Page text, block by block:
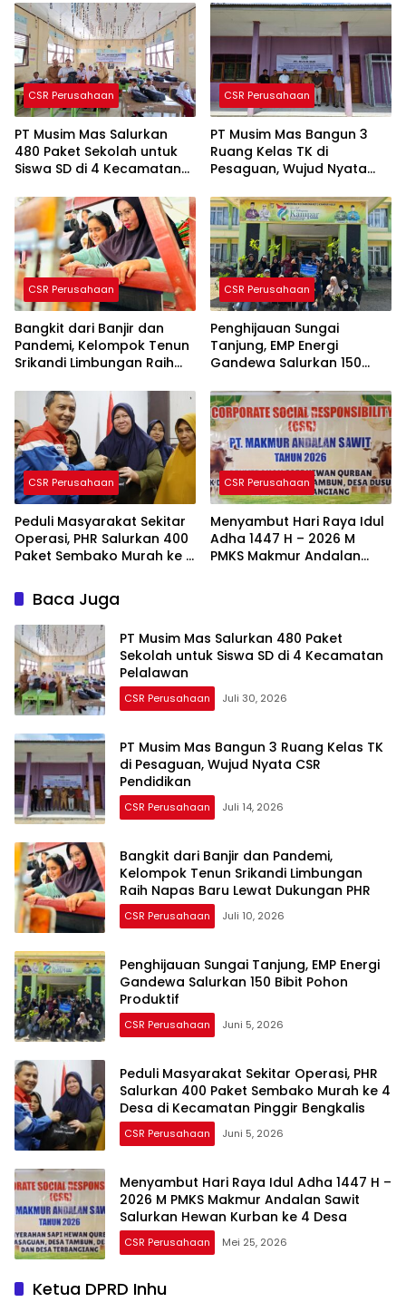
CSR Perusahaan
PT Musim Mas Salurkan
480 Paket Sekolah untuk
Siswa SD di 4 Kecamatan
CSR Perusahaan
PT Musim Mas Bangun 3
Ruang Kelas TK di
Pesaguan, Wujud Nyata
CSR Perusahaan
Bangkit dari Banjir dan
Pandemi, Kelompok Tenun
Srikandi Limbungan Raih
Dukungan PHR
CSR Perusahaan
Penghijauan Sungai
Tanjung, EMP Energi
Gandewa Salurkan 150
CSR Perusahaan
Peduli Masyarakat Sekitar
Operasi, PHR Salurkan 400
Paket Sembako Murah ke 4
Bengkalis
CSR Perusahaan
Menyambut Hari Raya Idul
Adha 1447 H – 2026 M
PMKS Makmur Andalan
Baca Juga
PT Musim Mas Salurkan 480 Paket
Sekolah untuk Siswa SD di 4 Kecamatan
Pelalawan
CSR Perusahaan Juli 30, 2026
PT Musim Mas Bangun 3 Ruang Kelas TK
di Pesaguan, Wujud Nyata CSR
Pendidikan
CSR Perusahaan Juli 14, 2026
Bangkit dari Banjir dan Pandemi,
Kelompok Tenun Srikandi Limbungan
Raih Napas Baru Lewat Dukungan PHR
CSR Perusahaan Juli 10, 2026
Penghijauan Sungai Tanjung, EMP Energi
Gandewa Salurkan 150 Bibit Pohon
Produktif
CSR Perusahaan Juni 5, 2026
Peduli Masyarakat Sekitar Operasi, PHR
Salurkan 400 Paket Sembako Murah ke 4
CSR Perusahaan Juni 5, 2026
Menyambut Hari Raya Idul Adha 1447 H –
2026 M PMKS Makmur Andalan Sawit
Salurkan Hewan Kurban ke 4 Desa
CSR Perusahaan Mei 25, 2026
Ketua DPRD Inhu